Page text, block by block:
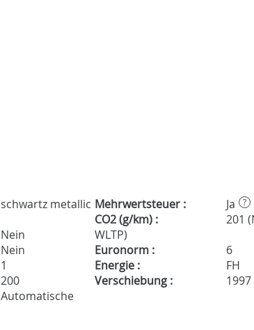
schwartz metallic Mehrwertsteuer : Ja ?
Nein
CO2 (g/km) :
201
WLTP)
Nein Euronorm :
6
1 Energie :
FH
200 Verschiebung :
1997
Automatische